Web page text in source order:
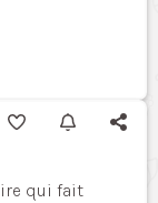
qui fait